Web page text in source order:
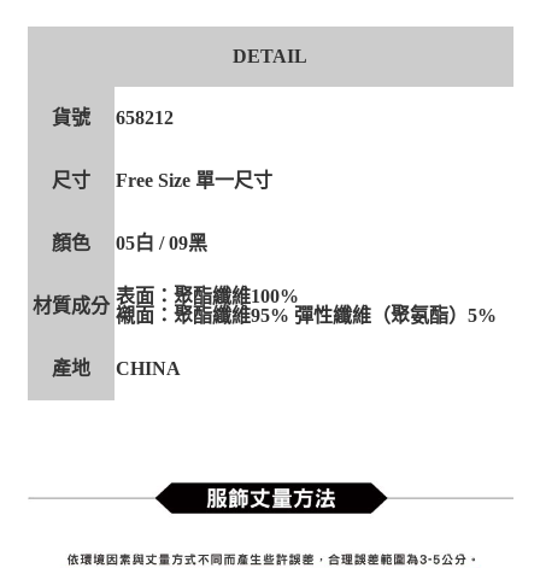
DETAIL
貨號 658212
尺寸 Free Size 單一尺寸
顏色 05白 / 09黑
材質成分 表面：聚酯纖維100%
襯面：聚酯纖維95% 彈性纖維（聚氨酯）5%
產地 CHINA